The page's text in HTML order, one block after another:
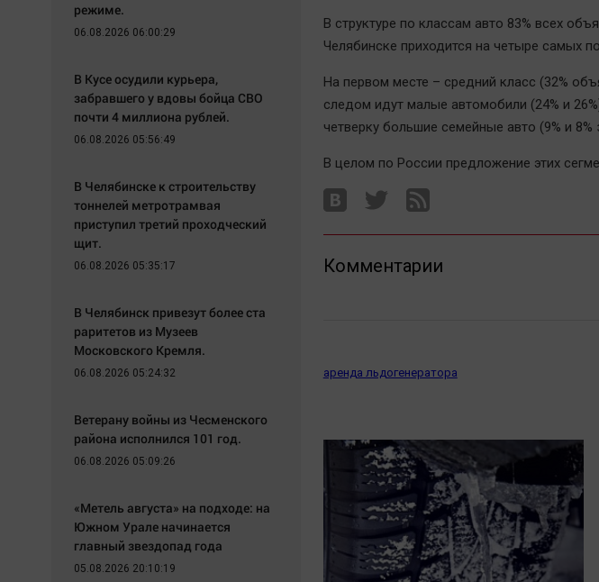
В структуре по классам авто 83% всех
Челябинске приходится на четыре самых
На первом месте – средний класс (32%
следом идут малые автомобили (24% и
четверку большие семейные авто (9% и 8%
В целом по России предложение этих
Комментарии
аренда льдогенератора
режиме.
06.08.2026 06:00:29
В Кусе осудили курьера,
забравшего у вдовы бойца СВО
почти 4 миллиона рублей.
06.08.2026 05:56:49
В Челябинске к строительству
тоннелей метротрамвая
приступил третий проходческий
щит.
06.08.2026 05:35:17
В Челябинск привезут более ста
раритетов из Музеев
Московского Кремля.
06.08.2026 05:24:32
Ветерану войны из Чесменского
района исполнился 101 год.
06.08.2026 05:09:26
«Метель августа» на подходе: на
Южном Урале начинается
главный звездопад года
05.08.2026 20:10:19